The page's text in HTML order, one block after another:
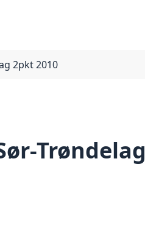
2pkt 2010
Trøndelag